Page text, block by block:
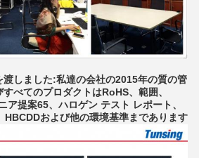
しました:私達の会社の2015年の質の管
べてのプロダクトはRoHS、範囲、
提案65、ハロゲン テスト レポート、
HBCDDおよび他の環境基準まであります